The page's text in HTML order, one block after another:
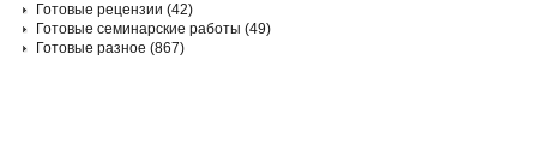
Готовые рецензии (42)
Готовые семинарские работы (49)
Готовые разное (867)